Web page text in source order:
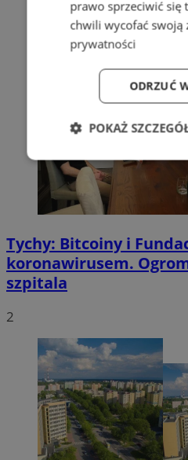
Tychy: Bitcoiny i
koronawirusem.
szpitala
2
prawo sprzeciwić się
chwili wycofać swoją
prywatności
ODRZUĆ
POKAŻ
Niezbędne
Niezbędne pliki cookie
takich jak logowanie
można prawidłowo
Nazwa
SessID